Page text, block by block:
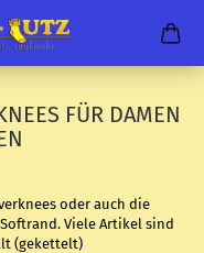
FÜR DAMEN
oder auch die
Viele Artikel sind
(gekettelt)